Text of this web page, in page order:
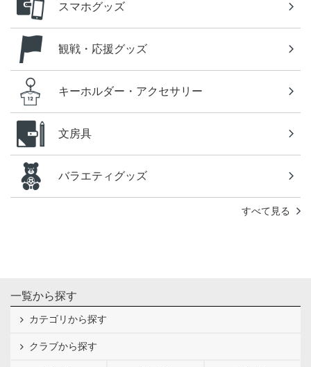
スマホグッズ
観戦・応援グッズ
キーホルダー・アクセサリー
文房具
バラエティグッズ
すべて見る
一覧から探す
カテゴリから探す
クラブから探す